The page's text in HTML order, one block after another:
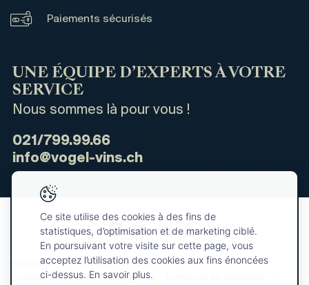
Paiements sécurisés
UNE ÉQUIPE D’EXPERTS À VOTRE
SERVICE
Nous sommes là pour vous !
021/799.99.66
info@vogel-vins.ch
Actualités
Qui sommes-nous ?
Conditions générales de vente
Ce site utilise des cookies à des fins de
statistiques, d’optimisation et de marketing ciblé.
En poursuivant votre visite sur cette page, vous
acceptez l’utilisation des cookies aux fins énoncées
ci-dessus. En savoir plus.